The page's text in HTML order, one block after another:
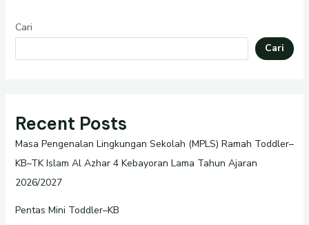
Cari
Cari
Recent Posts
Masa Pengenalan Lingkungan Sekolah (MPLS) Ramah Toddler–
KB–TK Islam Al Azhar 4 Kebayoran Lama Tahun Ajaran
2026/2027
Pentas Mini Toddler–KB